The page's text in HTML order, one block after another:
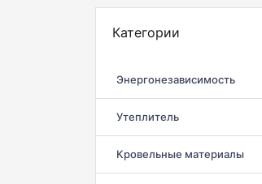
Категории
Энергонезависимость
Утеплитель
Кровельные материалы